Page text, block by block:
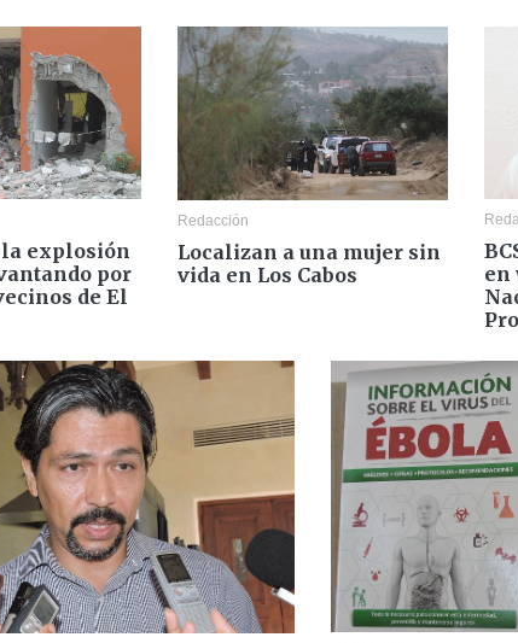
explosión
por
de El
Redacción
Localizan a una mujer sin
vida en Los Cabos
en